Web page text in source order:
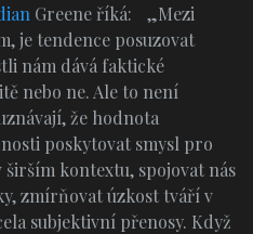
Greene říká: „Mezi
je tendence posuzovat
nám dává faktické
nebo ne. Ale to není
že hodnota
poskytovat smysl pro
kontextu, spojovat nás
zmírňovat úzkost tváří v
subjektivní přenosy. Když